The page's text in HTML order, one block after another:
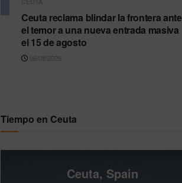
Ceuta reclama blindar la frontera ante
el temor a una nueva entrada masiva
el 15 de agosto
06/08/2026
Tiempo en Ceuta
Ceuta, Spain